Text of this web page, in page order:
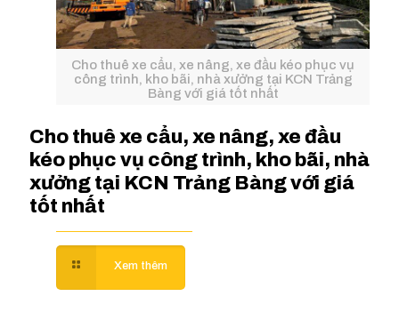
Cho thuê xe cẩu, xe nâng, xe đầu kéo phục vụ
công trình, kho bãi, nhà xưởng tại KCN Trảng
Bàng với giá tốt nhất
Cho thuê xe cẩu, xe nâng, xe đầu
kéo phục vụ công trình, kho bãi, nhà
xưởng tại KCN Trảng Bàng với giá
tốt nhất